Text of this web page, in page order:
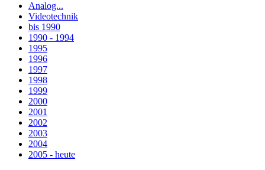
Analog...
Videotechnik
bis 1990
1990 - 1994
1995
1996
1997
1998
1999
2000
2001
2002
2003
2004
2005 - heute